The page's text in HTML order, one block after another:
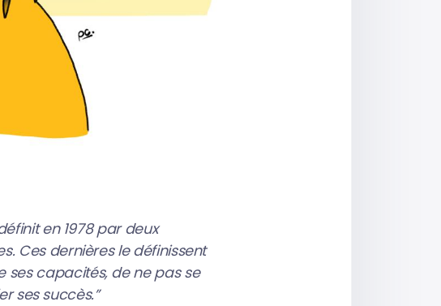
en 1978 par deux
Ces dernières le définissent
capacités, de ne pas se
ses succès.”